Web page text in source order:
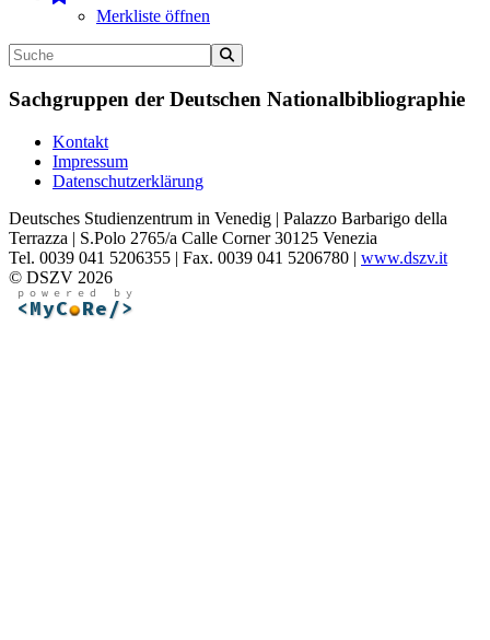
Merkliste öffnen
Sachgruppen der Deutschen Nationalbibliographie
Kontakt
Impressum
Datenschutzerklärung
Deutsches Studienzentrum in Venedig | Palazzo Barbarigo della
Terrazza | S.Polo 2765/a Calle Corner 30125 Venezia
Tel. 0039 041 5206355 | Fax. 0039 041 5206780 | www.dszv.it
© DSZV 2026